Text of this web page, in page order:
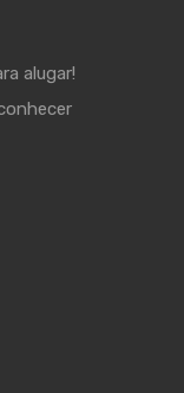
alugar!